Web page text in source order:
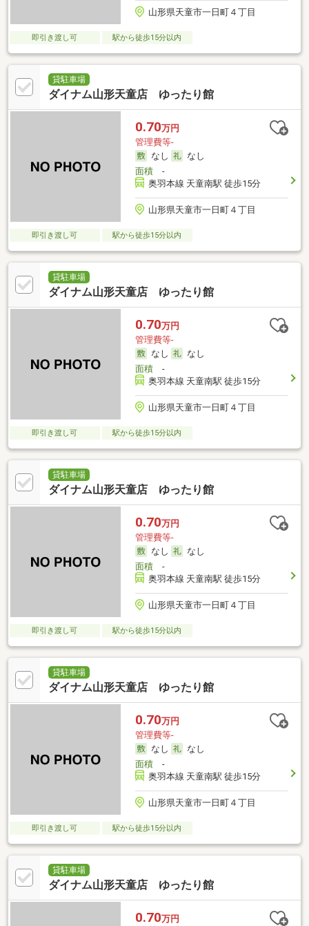
山形県天童市一日町４丁目
即引き渡し可 駅から徒歩15分以内
貸駐車場
ダイナム山形天童店 ゆったり館
0.70万円
管理費等-
なし
なし
面積-
奥羽本線 天童南駅 徒歩15分
山形県天童市一日町４丁目
即引き渡し可 駅から徒歩15分以内
貸駐車場
ダイナム山形天童店 ゆったり館
0.70万円
管理費等-
なし
なし
面積-
奥羽本線 天童南駅 徒歩15分
山形県天童市一日町４丁目
即引き渡し可 駅から徒歩15分以内
貸駐車場
ダイナム山形天童店 ゆったり館
0.70万円
管理費等-
なし
なし
面積-
奥羽本線 天童南駅 徒歩15分
山形県天童市一日町４丁目
即引き渡し可 駅から徒歩15分以内
貸駐車場
ダイナム山形天童店 ゆったり館
0.70万円
管理費等-
なし
なし
面積-
奥羽本線 天童南駅 徒歩15分
山形県天童市一日町４丁目
即引き渡し可 駅から徒歩15分以内
貸駐車場
ダイナム山形天童店 ゆったり館
0.70万円